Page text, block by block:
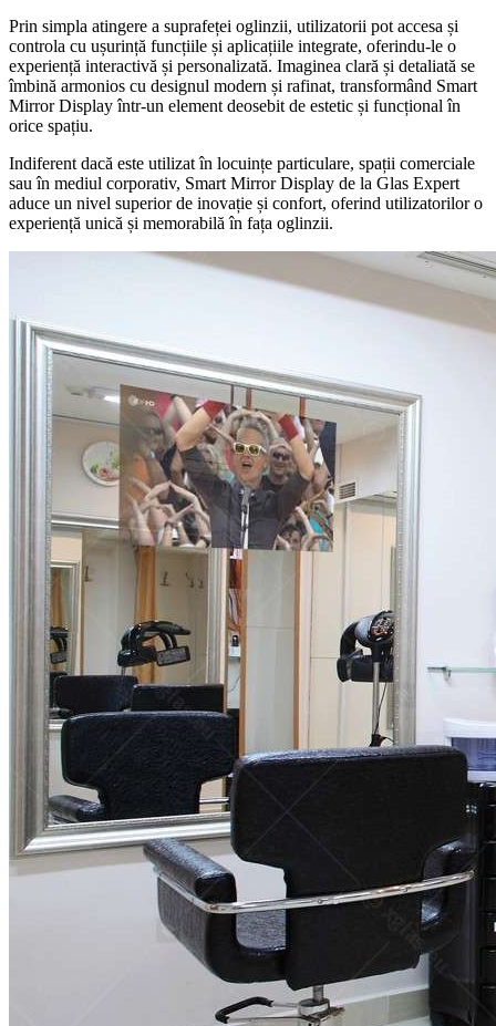
Prin simpla atingere a suprafeței oglinzii, utilizatorii pot accesa și
controla cu ușurință funcțiile și aplicațiile integrate, oferindu-le o
experiență interactivă și personalizată. Imaginea clară și detaliată se
îmbină armonios cu designul modern și rafinat, transformând Smart
Mirror Display într-un element deosebit de estetic și funcțional în
orice spațiu.
Indiferent dacă este utilizat în locuințe particulare, spații comerciale
sau în mediul corporativ, Smart Mirror Display de la Glas Expert
aduce un nivel superior de inovație și confort, oferind utilizatorilor o
experiență unică și memorabilă în fața oglinzii.